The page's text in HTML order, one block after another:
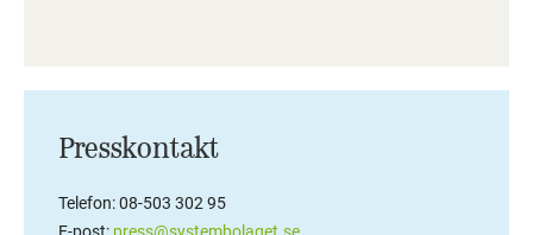
Presskontakt
Telefon: 08-503 302 95
E-post: press@systembolaget.se